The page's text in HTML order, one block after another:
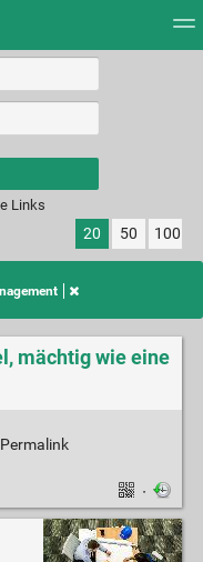
Links
20 50 100
mächtig wie eine
Permalink
·